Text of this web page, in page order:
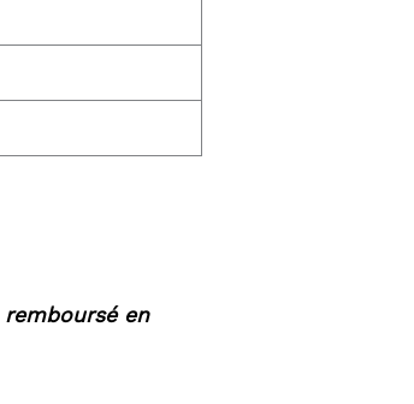
remboursé en